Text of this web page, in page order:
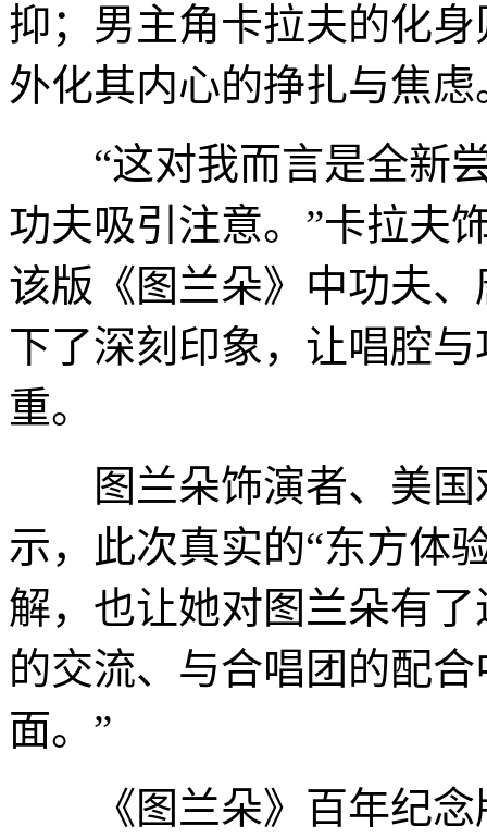
抑；男主角卡拉夫的化
外化其内心的挣扎与焦虑
“这对我而言是全新尝
功夫吸引注意。”卡拉夫
该版《图兰朵》中功夫
下了深刻印象，让唱腔
重。
图兰朵饰演者、美国
示，此次真实的“东方体
解，也让她对图兰朵有
的交流、与合唱团的配
面。”
《图兰朵》百年纪念